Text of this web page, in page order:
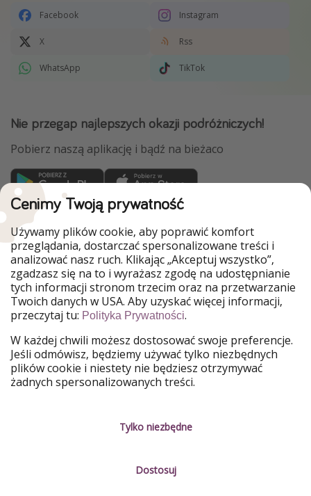
Facebook Instagram
X Rss
WhatsApp TikTok
Nie przegap najlepszych okazji podróżniczych!
Pobierz naszą aplikację i bądź na bieżaco
WakacyjniPiraci są częścią Grupy HolidayPirates
Nasze rynki
PiratinViaggio
HolidayPirates
VakantiePiraten
VoyagesPirates
Ferienpiraten
Urlaubspiraten
Urlaubspiraten
ViajerosPiratas
TravelPirates
Nasza grupa
HolidayPirates Group
Poznaj nas! Informacje prawne
O firmie
Cenimy Twoją prywatność
Używamy plików cookie, aby poprawić komfort
przeglądania, dostarczać spersonalizowane treści i
analizować nasz ruch. Klikając „Akceptuj wszystko”,
zgadzasz się na to i wyrażasz zgodę na udostępnianie
tych informacji stronom trzecim oraz na przetwarzanie
Twoich danych w USA. Aby uzyskać więcej informacji,
przeczytaj tu: Polityka Prywatności.
W każdej chwili możesz dostosować swoje preferencje.
Jeśli odmówisz, będziemy używać tylko niezbędnych
plików cookie i niestety nie będziesz otrzymywać
żadnych spersonalizowanych treści.
Tylko niezbędne
Dostosuj